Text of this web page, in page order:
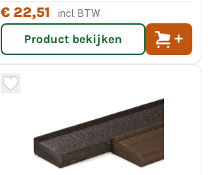
€ 22,51 incl. BTW
Product bekijken